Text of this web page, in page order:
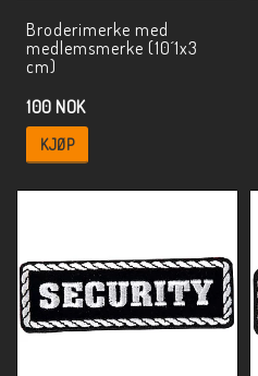
Broderimerke med
medlemsmerke (10´1x3
cm)
100 NOK
KJØP